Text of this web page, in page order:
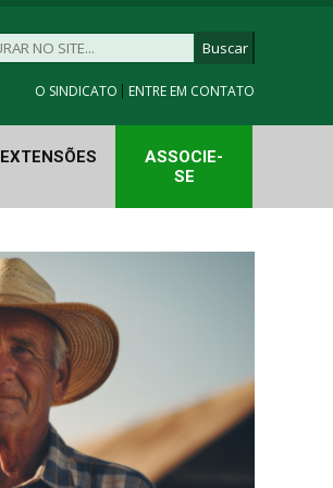
O SINDICATO | ENTRE EM CONTATO
EXTENSÕES
ASSOCIE-
SE